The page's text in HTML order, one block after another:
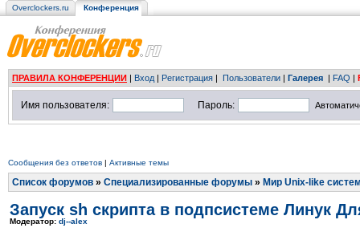
Overclockers.ru Конференция
ПРАВИЛА КОНФЕРЕНЦИИ | Вход | Регистрация | Пользователи | Галерея | FAQ |
Имя пользователя: Пароль:
Сообщения без ответов | Активные темы
Список форумов » Специализированные форумы » Мир Unix-like
Запуск sh скрипта в подпсистеме Линук
Модератор: dj--alex